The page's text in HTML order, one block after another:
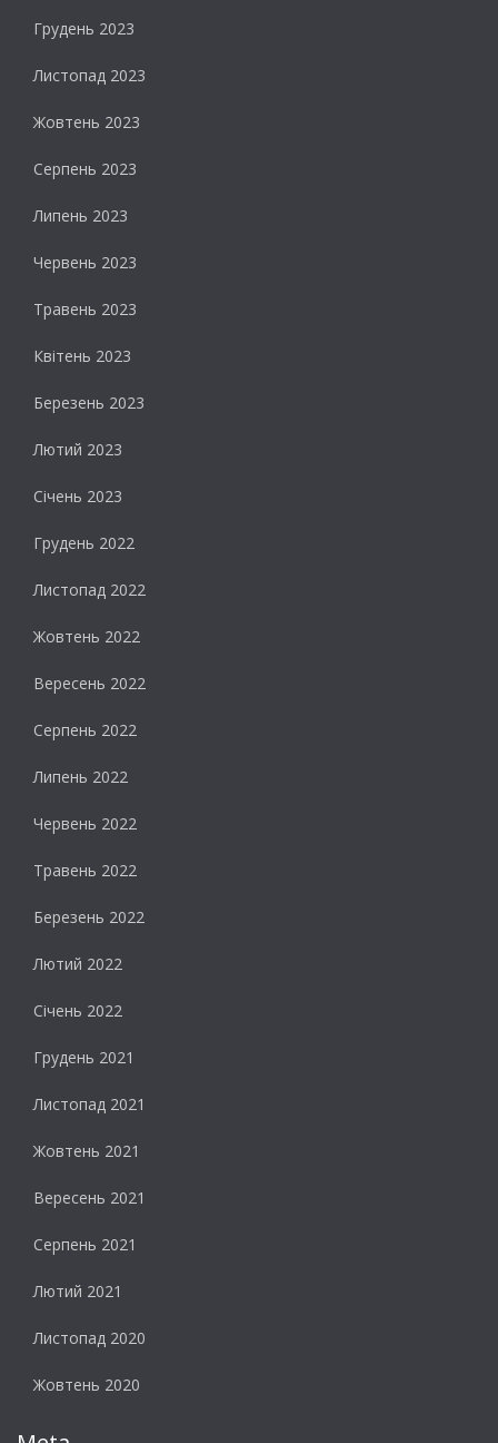
Грудень 2023
Листопад 2023
Жовтень 2023
Серпень 2023
Липень 2023
Червень 2023
Травень 2023
Квітень 2023
Березень 2023
Лютий 2023
Січень 2023
Грудень 2022
Листопад 2022
Жовтень 2022
Вересень 2022
Серпень 2022
Липень 2022
Червень 2022
Травень 2022
Березень 2022
Лютий 2022
Січень 2022
Грудень 2021
Листопад 2021
Жовтень 2021
Вересень 2021
Серпень 2021
Лютий 2021
Листопад 2020
Жовтень 2020